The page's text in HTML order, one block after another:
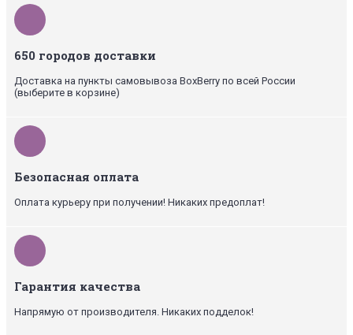
650 городов доставки
Доставка на пункты самовывоза BoxBerry по всей России
(выберите в корзине)
Безопасная оплата
Оплата курьеру при получении! Никаких предоплат!
Гарантия качества
Напрямую от производителя. Никаких подделок!